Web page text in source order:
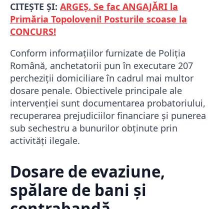
CITEȘTE ȘI: ARGEȘ. Se fac ANGAJĂRI la
Primăria Topoloveni! Posturile scoase la
CONCURS!
Conform informațiilor furnizate de Poliția
Română, anchetatorii pun în executare 207
percheziții domiciliare în cadrul mai multor
dosare penale. Obiectivele principale ale
intervenției sunt documentarea probatoriului,
recuperarea prejudiciilor financiare și punerea
sub sechestru a bunurilor obținute prin
activități ilegale.
Dosare de evaziune,
spălare de bani și